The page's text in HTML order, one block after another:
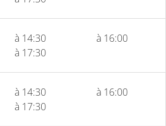
à 14:30
à 16:00
à 17:30
à 14:30
à 16:00
à 17:30